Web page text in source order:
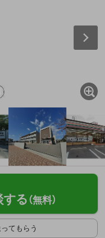
する （無料）
てもらう